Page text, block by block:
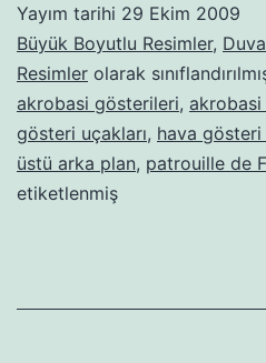
Yayım tarihi 29 Ekim 2009
Büyük Boyutlu Resimler,
Resimler olarak
akrobasi gösterileri, akrobasi
gösteri uçakları, hava
üstü arka plan, patrouille de
etiketlenmiş